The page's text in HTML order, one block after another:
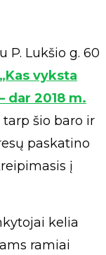
P. Lukšio g. 60
vyksta
dar 2018 m.
šio baro ir
paskatino
į
kelia
ramiai